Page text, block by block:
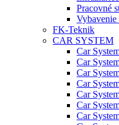
Pracovné
FK-Teknik
CAR SYSTEM
Car
Car
Car
Car
Car
Car
Car